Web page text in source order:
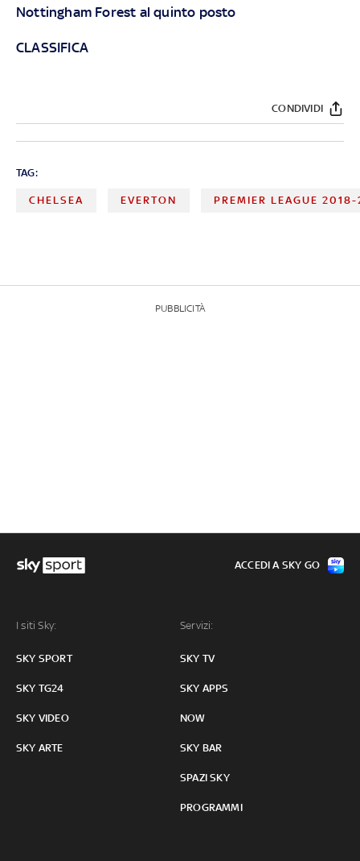
Nottingham Forest al quinto posto
CLASSIFICA
CONDIVIDI
TAG:
CHELSEA EVERTON PREMIER LEAGUE
PUBBLICITÀ
I siti Sky:
SKY SPORT
SKY TG24
SKY VIDEO
SKY ARTE
Servizi:
SKY TV
SKY APPS
NOW
SKY BAR
SPAZI SKY
PROGRAMMI
ACCEDI A SKY GO